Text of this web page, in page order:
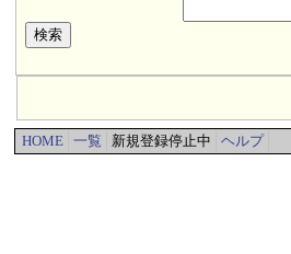
HOME 一覧 新規登録停止中 ヘルプ